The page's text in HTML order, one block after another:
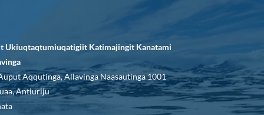
Ukiuqtaqtumiuqatigiit Katimajingit Kanatami
Aqqutinga, Allavinga Naasautinga 1001
Antiuriju